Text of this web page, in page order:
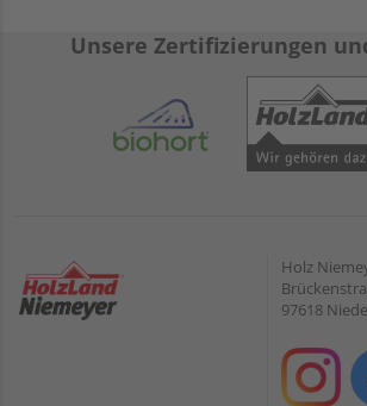
Unsere Zertifizierungen
Holz
97618